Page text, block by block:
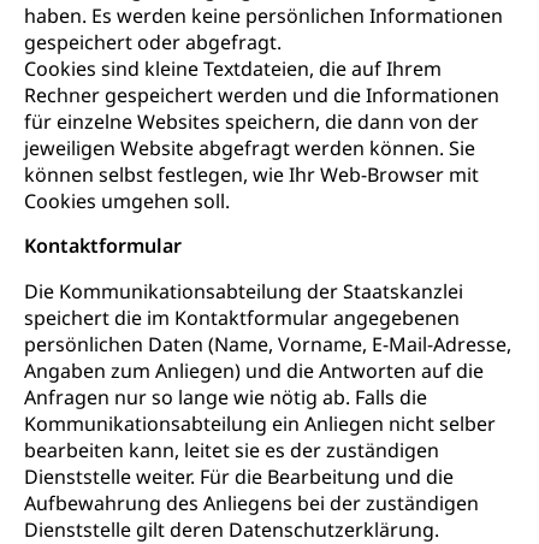
haben. Es werden keine persönlichen Informationen
gespeichert oder abgefragt.
Cookies sind kleine Textdateien, die auf Ihrem
Rechner gespeichert werden und die Informationen
für einzelne Websites speichern, die dann von der
jeweiligen Website abgefragt werden können. Sie
können selbst festlegen, wie Ihr Web-Browser mit
Cookies umgehen soll.
Kontaktformular
Die Kommunikationsabteilung der Staatskanzlei
speichert die im Kontaktformular angegebenen
persönlichen Daten (Name, Vorname, E-Mail-Adresse,
Angaben zum Anliegen) und die Antworten auf die
Anfragen nur so lange wie nötig ab. Falls die
Kommunikationsabteilung ein Anliegen nicht selber
bearbeiten kann, leitet sie es der zuständigen
Dienststelle weiter. Für die Bearbeitung und die
Aufbewahrung des Anliegens bei der zuständigen
Dienststelle gilt deren Datenschutzerklärung.